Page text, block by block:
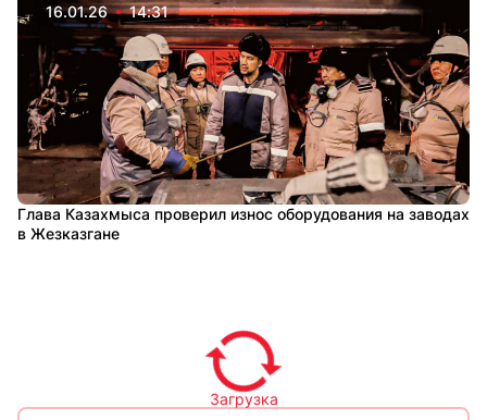
16.01.26 14:31
Глава Казахмыса проверил износ оборудования на заводах
в Жезказгане
Загрузка